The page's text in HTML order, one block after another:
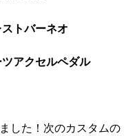
トバーネオ
アクセルペダル
した！次のカスタムの